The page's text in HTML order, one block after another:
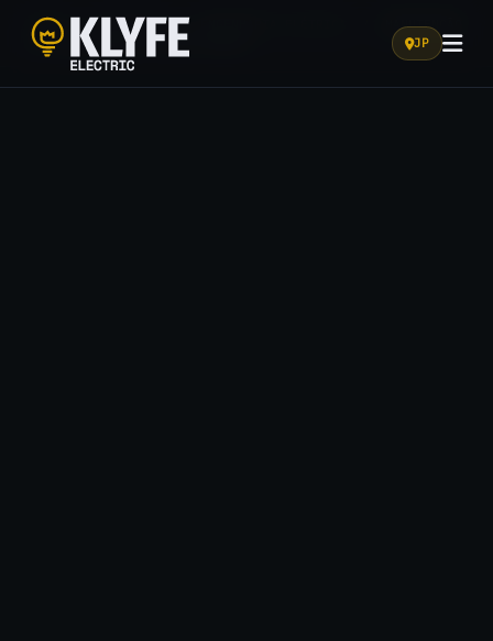
Klyfe Electric
JP
HOME / SOLUÇÕES /
MANUTENÇÃO
DE SUBESTAÇÃO EM JOÃO PESSOA